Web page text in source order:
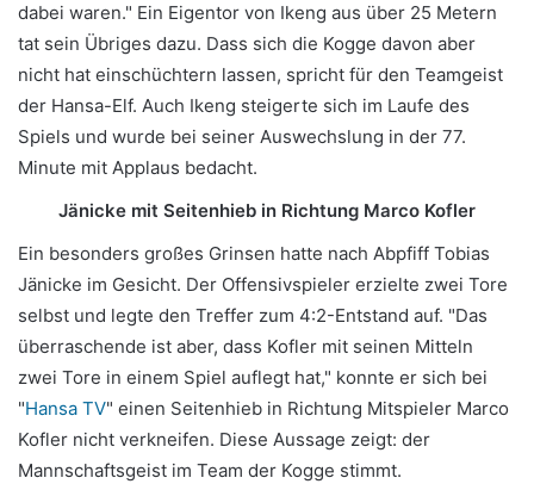
dabei waren." Ein Eigentor von Ikeng aus über 25 Metern
tat sein Übriges dazu. Dass sich die Kogge davon aber
nicht hat einschüchtern lassen, spricht für den Teamgeist
der Hansa-Elf. Auch Ikeng steigerte sich im Laufe des
Spiels und wurde bei seiner Auswechslung in der 77.
Minute mit Applaus bedacht.
Jänicke mit Seitenhieb in Richtung Marco Kofler
Ein besonders großes Grinsen hatte nach Abpfiff Tobias
Jänicke im Gesicht. Der Offensivspieler erzielte zwei Tore
selbst und legte den Treffer zum 4:2-Entstand auf. "Das
überraschende ist aber, dass Kofler mit seinen Mitteln
zwei Tore in einem Spiel auflegt hat," konnte er sich bei
"Hansa TV" einen Seitenhieb in Richtung Mitspieler Marco
Kofler nicht verkneifen. Diese Aussage zeigt: der
Mannschaftsgeist im Team der Kogge stimmt.